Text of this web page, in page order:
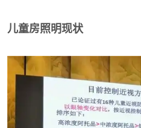
儿童房照明现状